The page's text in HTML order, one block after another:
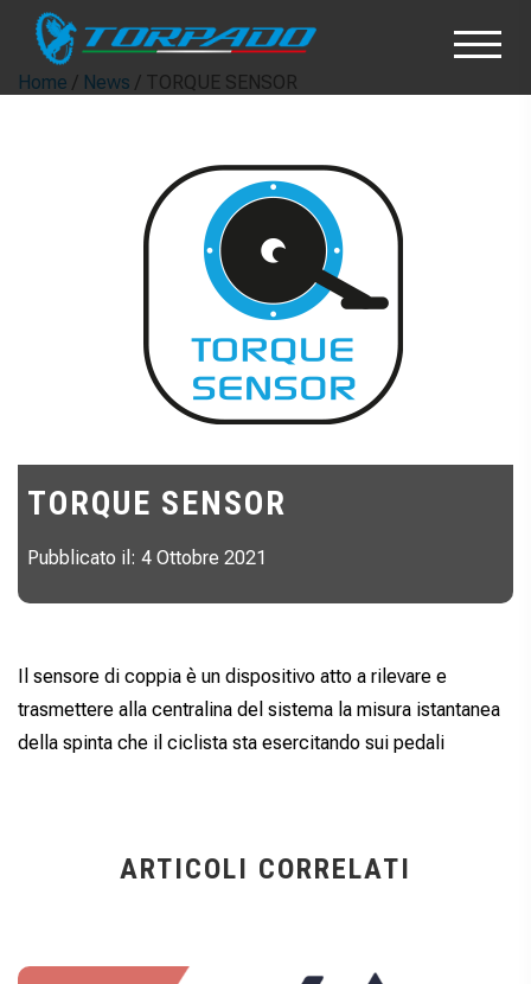
Home / News / TORQUE SENSOR
TORQUE SENSOR
Pubblicato il: 4 Ottobre 2021
Il sensore di coppia è un dispositivo atto a rilevare e
trasmettere alla centralina del sistema la misura istantanea
della spinta che il ciclista sta esercitando sui pedali
ARTICOLI CORRELATI